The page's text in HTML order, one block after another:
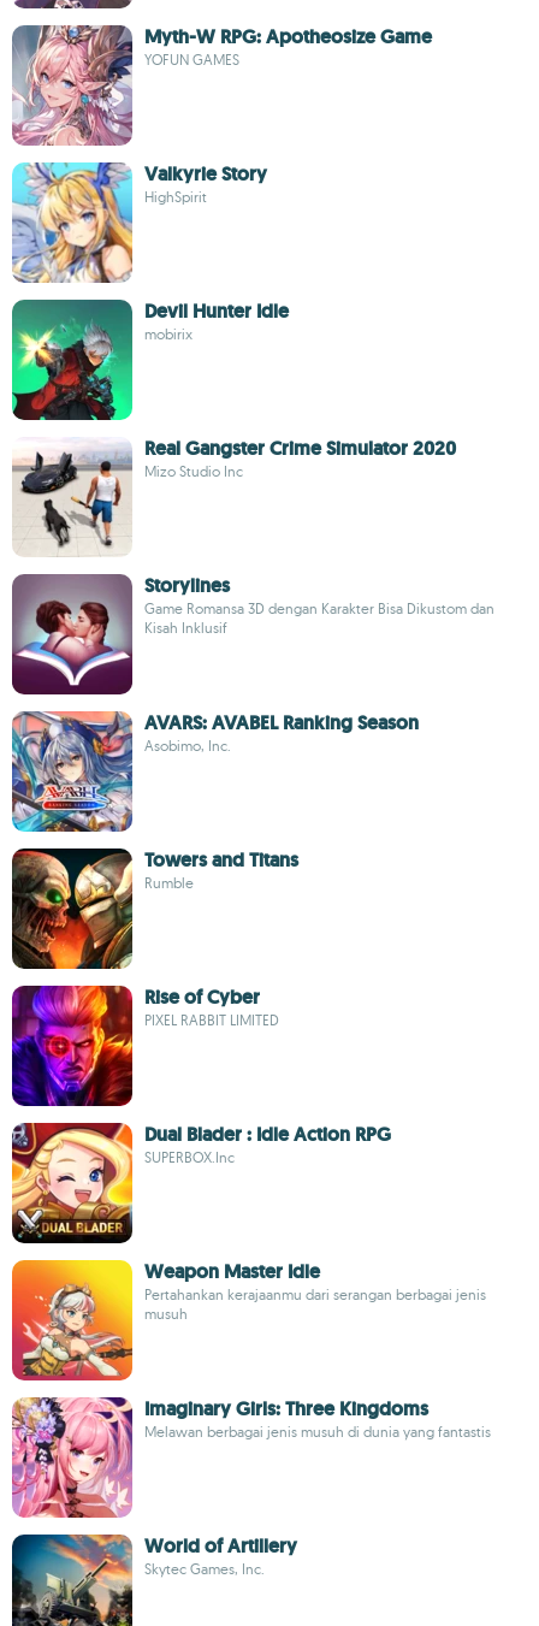
Myth-W RPG: Apotheosize Game
YOFUN GAMES
Valkyrie Story
HighSpirit
Devil Hunter Idle
mobirix
Real Gangster Crime Simulator 2020
Mizo Studio Inc
Storylines
Game Romansa 3D dengan Karakter Bisa Dikustom dan
Kisah Inklusif
AVARS: AVABEL Ranking Season
Asobimo, Inc.
Towers and Titans
Rumble
Rise of Cyber
PIXEL RABBIT LIMITED
Dual Blader : Idle Action RPG
SUPERBOX.Inc
Weapon Master Idle
Pertahankan kerajaanmu dari serangan berbagai jenis
musuh
Imaginary Girls: Three Kingdoms
Melawan berbagai jenis musuh di dunia yang fantastis
World of Artillery
Skytec Games, Inc.